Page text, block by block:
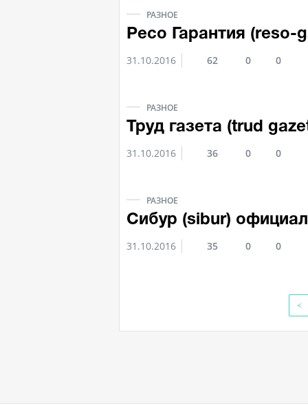
РАЗНОЕ
Ресо Гарантия
31.10.2016 62 0 0
РАЗНОЕ
Труд газета (trud
31.10.2016 36 0 0
РАЗНОЕ
Сибур (sibur)
31.10.2016 35 0 0
<